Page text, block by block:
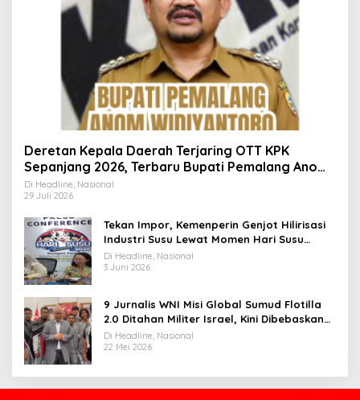
Deretan Kepala Daerah Terjaring OTT KPK
Sepanjang 2026, Terbaru Bupati Pemalang Anom
Widiyantoro
Di Headline, Nasional
29 Juli 2026
Tekan Impor, Kemenperin Genjot Hilirisasi
Industri Susu Lewat Momen Hari Susu
Nusantara 2026
Di Headline, Nasional
3 Juni 2026
9 Jurnalis WNI Misi Global Sumud Flotilla
2.0 Ditahan Militer Israel, Kini Dibebaskan
dan Dievakuasi ke Istanbul
Di Headline, Nasional
22 Mei 2026